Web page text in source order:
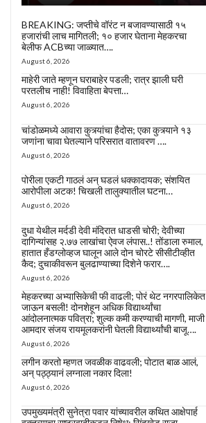
BREAKING: जप्तीचे वॉरंट न बजावण्यासाठी १५
हजारांची लाच मागितली; १० हजार घेताना मेहकरचा
बेलीफ ACBच्या जाळ्यात….
August 6, 2026
माहेरी जाते म्हणून घराबाहेर पडली; रात्र झाली घरी
परतलीच नाही! विवाहिता बेपत्ता…
August 6, 2026
चांडोळमध्ये आवारा कुत्र्यांचा हैदोस; एका कुत्र्याने १३
जणांना चावा घेतल्याने परिसरात वातावरण ….
August 6, 2026
पोरीला एकटी गाठलं अन् घडलं धक्कादायक; संशयित
आरोपीला अटक! चिखली तालुक्यातील घटना…
August 6, 2026
दुधा येथील मर्दडी देवी मंदिरात धाडसी चोरी; देवीच्या
दागिन्यांसह २.७७ लाखांचा ऐवज लंपास..! तोंडाला रुमाल,
हातात हँडग्लोव्हज घालून आले दोन चोरटे सीसीटीव्हीत
कैद; दुचाकीवरून बुलढाण्याच्या दिशेने फरार….
August 6, 2026
मेहकरच्या अभ्यासिकेची फी वाढली; पोरं थेट नगरपालिकेत
जाऊन बसली! दोनशेहून अधिक विद्यार्थ्यांचा
आंदोलनात्मक पवित्रा; शुल्क कमी करण्याची मागणी, माजी
आमदार संजय रायमूलकरांनी घेतली विद्यार्थ्यांची बाजू….
August 6, 2026
लगीन करतो म्हणत जवळीक वाढवली; पोटात बाळ आलं,
अन् पठ्ठ्यानं लग्नाला नकार दिला!
August 6, 2026
उपमुख्यमंत्री सुनेत्रा पवार यांच्यावरील कथित आक्षेपार्ह